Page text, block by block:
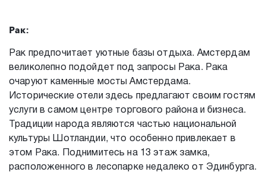
Рак:
Рак предпочитает уютные базы отдыха. Амстердам
великолепно подойдет под запросы Рака. Рака
очаруют каменные мосты Амстердама.
Исторические отели здесь предлагают своим гостям
услуги в самом центре торгового района и бизнеса.
Традиции народа являются частью национальной
культуры Шотландии, что особенно привлекает в
этом Рака. Поднимитесь на 13 этаж замка,
расположенного в лесопарке недалеко от Эдинбурга.